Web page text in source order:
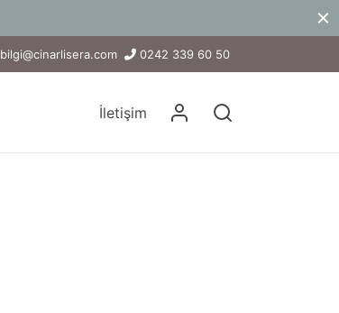
bilgi@cinarlisera.com 0242 339 60 50
İletişim